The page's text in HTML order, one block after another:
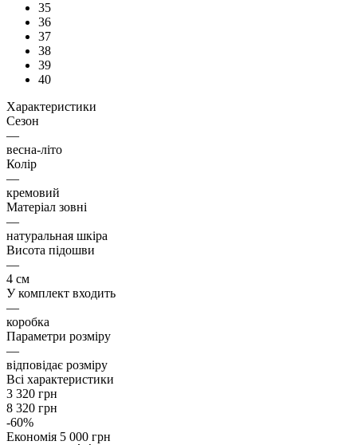
35
36
37
38
39
40
Характеристики
Сезон
—
весна-літо
Колір
—
кремовий
Матеріал зовні
—
натуральная шкіра
Висота підошви
—
4 см
У комплект входить
—
коробка
Параметри розміру
—
відповідає розміру
Всі характеристики
3 320 грн
8 320 грн
-60%
Економія 5 000 грн